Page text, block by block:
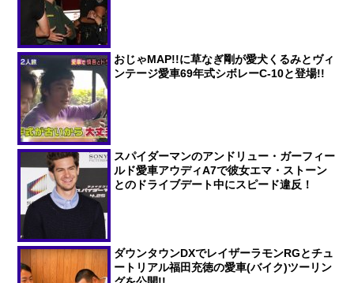
おじゃMAP!!に草なぎ剛が愛犬くるみとヴィ
ンテージ愛車69年式シボレーC-10と登場!!
スパイダーマンのアンドリュー・ガーフィー
ルド愛車アウディA7で彼女エマ・ストーン
とのドライブデート中にスピード違反！
ダウンタウンDXでレイザーラモンRGとチュ
ートリアル福田充徳の愛車(バイク)ツーリン